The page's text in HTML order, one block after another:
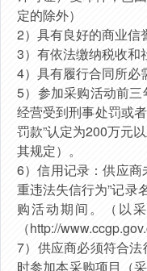
定的除外）
2）具有良好的商业信
3）有依法缴纳税收和
4）具有履行合同所必
5）参加采购活动前
经营受到刑事处罚或
罚款”认定为200万元
其规定）。
6）信用记录：供应商
重违法失信行为”记录
购活动期间。（以
（http://
7）供应商必须符合
时参加本采购项目（